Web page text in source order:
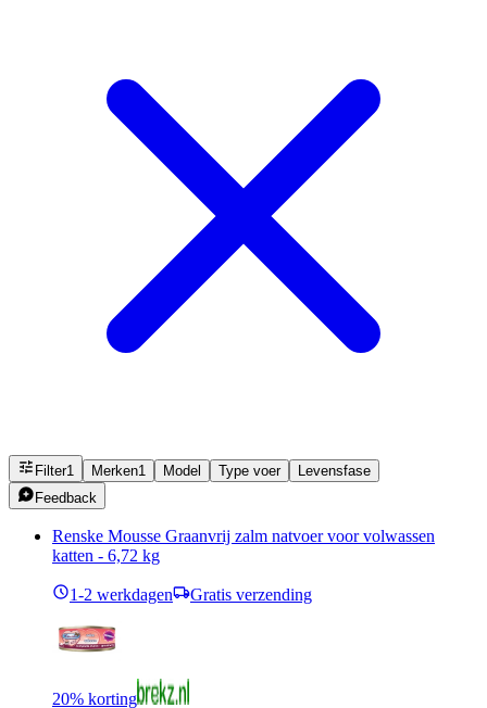
Filter1 Merken1 Model Type voer
Levensfase
Feedback
Renske Mousse Graanvrij zalm natvoer voor volwassen
katten - 6,72 kg
1-2 werkdagen Gratis verzending
20% korting